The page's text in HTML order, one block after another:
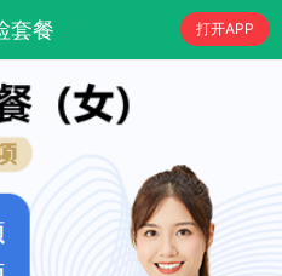
套餐 打开APP